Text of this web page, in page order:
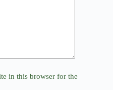
in this browser for the